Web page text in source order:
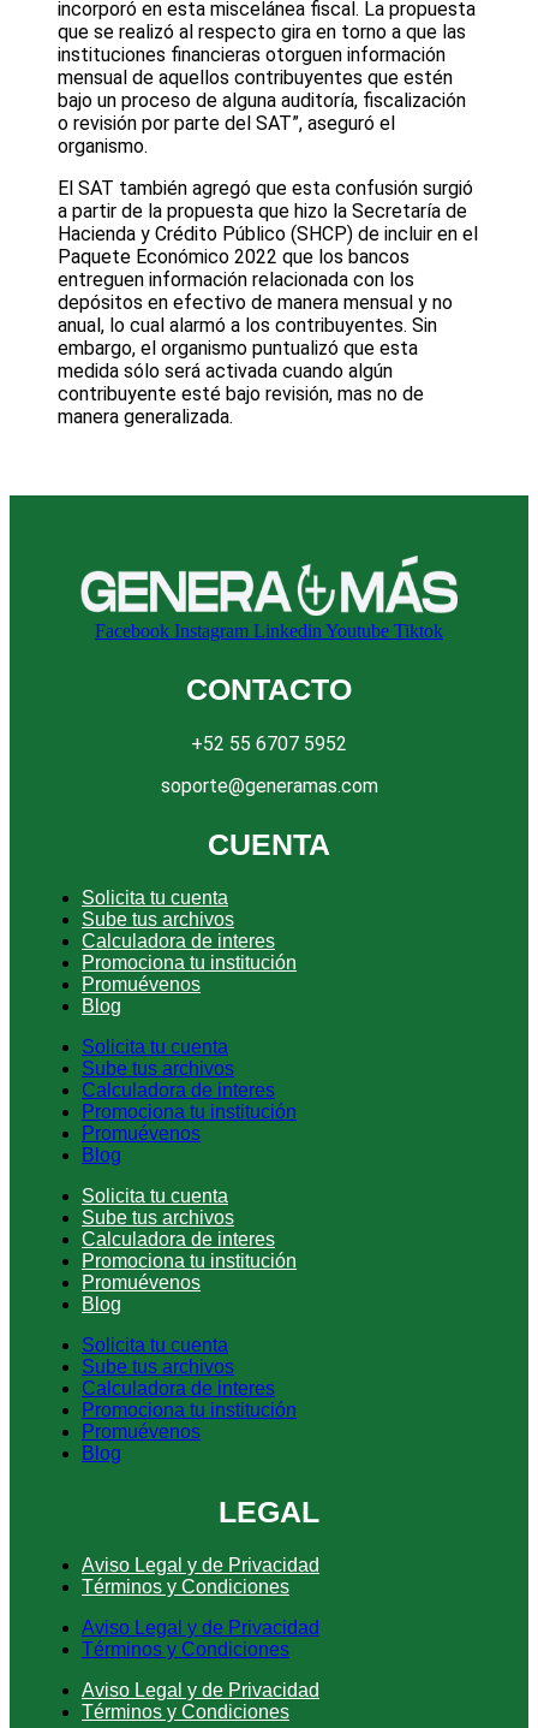
incorporó en esta miscelánea fiscal. La propuesta
que se realizó al respecto gira en torno a que las
instituciones financieras otorguen información
mensual de aquellos contribuyentes que estén
bajo un proceso de alguna auditoría, fiscalización
o revisión por parte del SAT”, aseguró el
organismo.
El SAT también agregó que esta confusión surgió
a partir de la propuesta que hizo la Secretaría de
Hacienda y Crédito Público (SHCP) de incluir en el
Paquete Económico 2022 que los bancos
entreguen información relacionada con los
depósitos en efectivo de manera mensual y no
anual, lo cual alarmó a los contribuyentes. Sin
embargo, el organismo puntualizó que esta
medida sólo será activada cuando algún
contribuyente esté bajo revisión, mas no de
manera generalizada.
Facebook Instagram LinkedinYoutube Tiktok
CONTACTO
+52 55 6707 5952
soporte@generamas.com
CUENTA
Solicita tu cuenta
Sube tus archivos
Calculadora de interes
Promociona tu institución
Promuévenos
Blog
Solicita tu cuenta
Sube tus archivos
Calculadora de interes
Promociona tu institución
Promuévenos
Blog
Solicita tu cuenta
Sube tus archivos
Calculadora de interes
Promociona tu institución
Promuévenos
Blog
Solicita tu cuenta
Sube tus archivos
Calculadora de interes
Promociona tu institución
Promuévenos
Blog
LEGAL
Aviso Legal y de Privacidad
Términos y Condiciones
Aviso Legal y de Privacidad
Términos y Condiciones
Aviso Legal y de Privacidad
Términos y Condiciones